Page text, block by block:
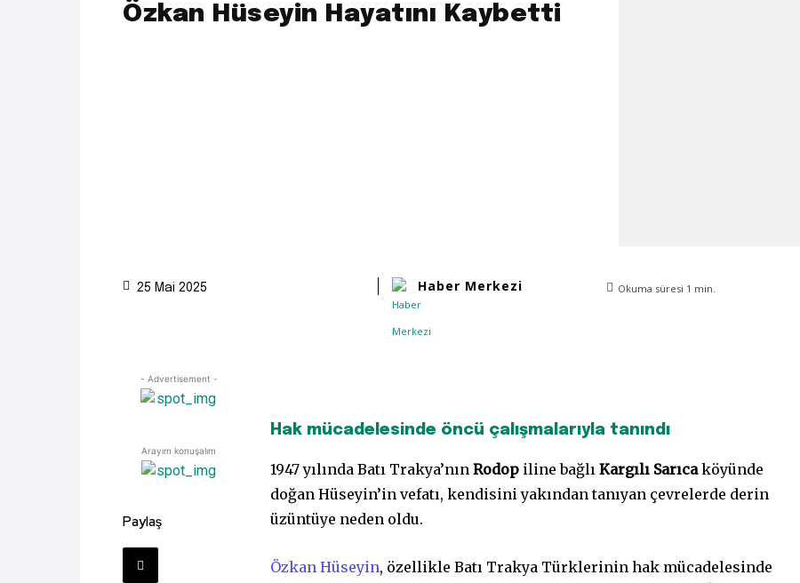
Özkan Hüseyin Hayatını Kaybetti
25 Mai 2025 Haber Merkezi Okuma süresi 1 min.
- Advertisement -
Arayım konuşalım
Paylaş
Hak mücadelesinde öncü çalışmalarıyla tanındı
1947 yılında Batı Trakya’nın Rodop iline bağlıKargılı Sarıcaköyünde
doğan Hüseyin’in vefatı, kendisini yakından tanıyan çevrelerde derin
üzüntüye neden oldu.
Özkan Hüseyin, özellikle Batı Trakya Türklerinin hak mücadelesinde